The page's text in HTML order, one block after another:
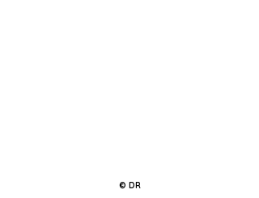
© DR